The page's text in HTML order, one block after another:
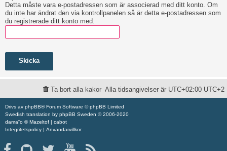
Detta måste vara e-postadressen som är associerad med ditt konto. Om
du inte har ändrat den via kontrollpanelen så är detta e-postadressen som
du registrerade ditt konto med.
Alla tidsangivelser är UTC+02:00 UTC+2
Ta bort alla kakor
Drivs av phpBB® Forum Software © phpBB Limited
Swedish translation by phpBB Sweden © 2006-2020
damaïo © Mazeltof
cabot
Integritetspolicy
Användarvillkor